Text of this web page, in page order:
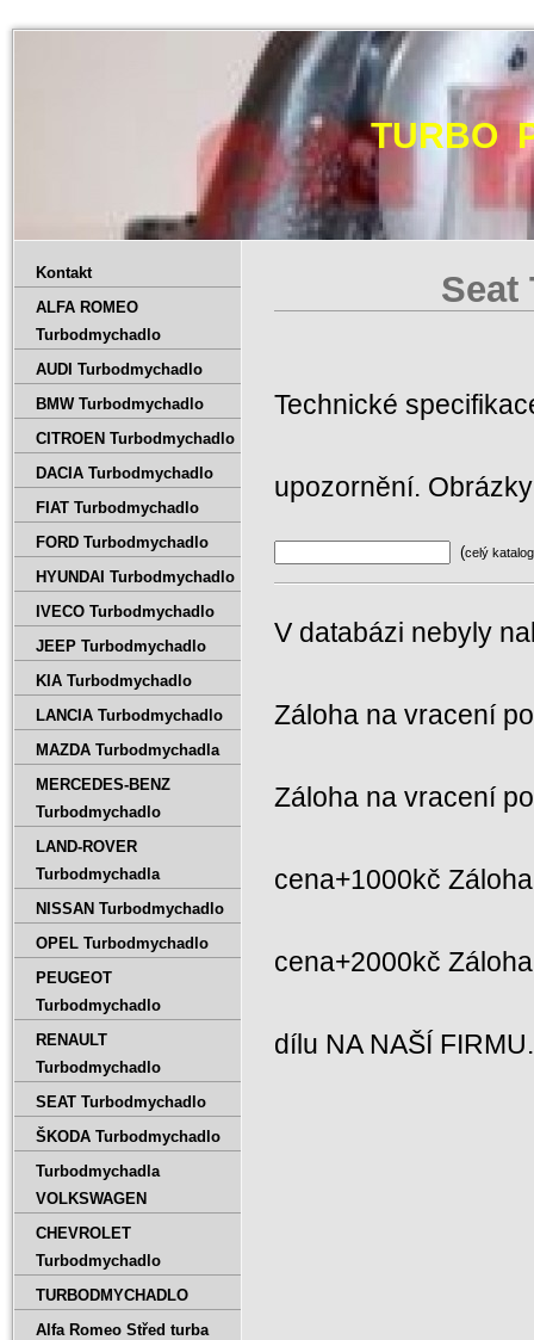
TURBO
Seat
Technické
upozornění.
(celý katalog
V databázi nebyly
Záloha na vracení
Záloha na vracení
cena+1000kč
cena+2000kč
dílu NA NAŠÍ
Kontakt
ALFA ROMEO
Turbodmychadlo
AUDI Turbodmychadlo
BMW Turbodmychadlo
CITROEN Turbodmychadlo
DACIA Turbodmychadlo
FIAT Turbodmychadlo
FORD Turbodmychadlo
HYUNDAI Turbodmychadlo
IVECO Turbodmychadlo
JEEP Turbodmychadlo
KIA Turbodmychadlo
LANCIA Turbodmychadlo
MAZDA Turbodmychadla
MERCEDES-BENZ
Turbodmychadlo
LAND-ROVER
Turbodmychadla
NISSAN Turbodmychadlo
OPEL Turbodmychadlo
PEUGEOT
Turbodmychadlo
RENAULT
Turbodmychadlo
SEAT Turbodmychadlo
ŠKODA Turbodmychadlo
Turbodmychadla
VOLKSWAGEN
CHEVROLET
Turbodmychadlo
TURBODMYCHADLO
Alfa Romeo Střed turba